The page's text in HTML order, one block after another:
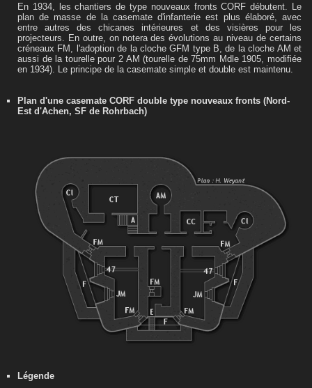
En 1934, les chantiers de type nouveaux fronts CORF débutent. Le
plan de masse de la casemate d'infanterie est plus élaboré, avec
entre autres des chicanes intérieures et des visières pour les
projecteurs. En outre, on notera des évolutions au niveau de certains
créneaux FM, l'adoption de la cloche GFM type B, de la cloche AM et
aussi de la tourelle pour 2 AM (tourelle de 75mm Mdle 1905, modifiée
en 1934). Le principe de la casemate simple et double est maintenu.
Plan d'une casemate CORF double type nouveaux fronts (Nord-
Est d'Achen, SF de Rohrbach)
Légende